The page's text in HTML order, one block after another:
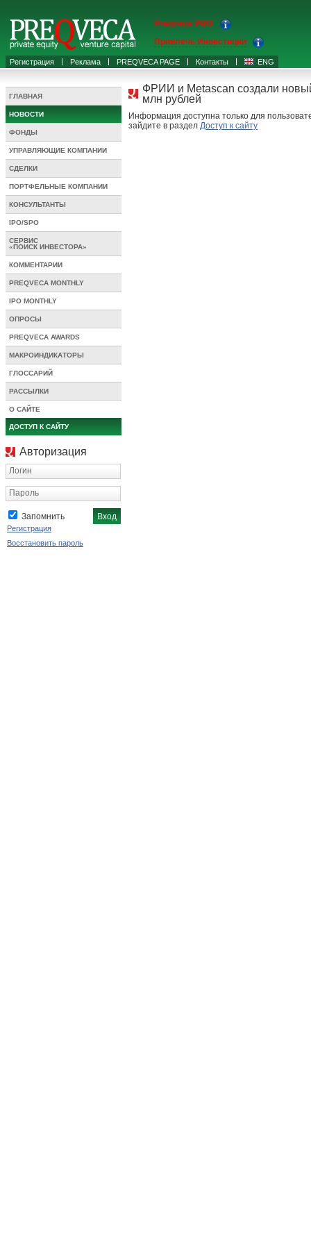
Регистрация Реклама PREQVECA PAGE Контакты ENG
Preqveca PRO
Привлечь Инвестиции
ГЛАВНАЯ
НОВОСТИ
ФОНДЫ
УПРАВЛЯЮЩИЕ КОМПАНИИ
СДЕЛКИ
ПОРТФЕЛЬНЫЕ КОМПАНИИ
КОНСУЛЬТАНТЫ
IPO/SPO
СЕРВИС
«ПОИСК ИНВЕСТОРА»
КОММЕНТАРИИ
PREQVECA MONTHLY
IPO MONTHLY
ОПРОСЫ
PREQVECA AWARDS
МАКРОИНДИКАТОРЫ
ГЛОССАРИЙ
РАССЫЛКИ
О САЙТЕ
ДОСТУП К САЙТУ
Авторизация
Логин
Пароль
Запомнить
Регистрация
Восстановить пароль
ФРИИ и Metascan создали
млн рублей
Информация доступна только для
зайдите в раздел Доступ к сайту